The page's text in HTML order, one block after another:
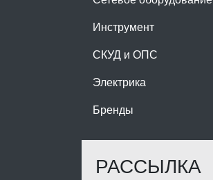
Инструмент
СКУД и ОПС
Электрика
Бренды
РАССЫЛКА